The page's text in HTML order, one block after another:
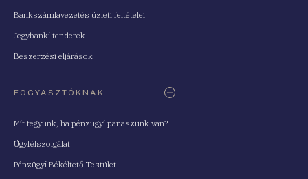
Bankszámlavezetés üzleti feltételei
Jegybanki tenderek
Beszerzési eljárások
FOGYASZTÓKNAK
Mit tegyünk, ha pénzügyi panaszunk van?
Ügyfélszolgálat
Pénzügyi Békéltető Testület